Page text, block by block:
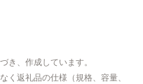
き、作成しています。
く返礼品の仕様（規格、容量、